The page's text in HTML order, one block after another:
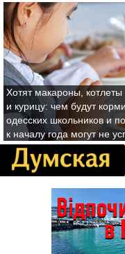
Хотят макароны, котлеты
и курицу: чем будут
одесских школьников и
к началу года могут не